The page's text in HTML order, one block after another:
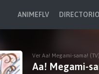
ANIMEFLV
Ver Aa! Megami-sama!
Aa! Megami-